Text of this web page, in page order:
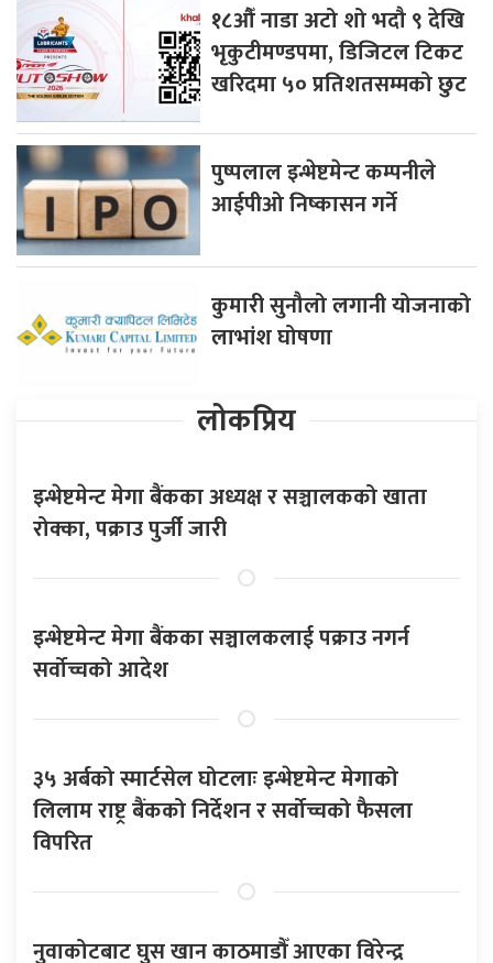
१८औँ नाडा अटो शो भदौ ९ देखि
भृकुटीमण्डपमा, डिजिटल टिकट
खरिदमा ५० प्रतिशतसम्मको छुट
पुष्पलाल इन्भेष्टमेन्ट कम्पनीले
आईपीओ निष्कासन गर्ने
कुमारी सुनौलो लगानी योजनाको
लाभांश घोषणा
लोकप्रिय
इन्भेष्टमेन्ट मेगा बैंकका अध्यक्ष र सञ्चालकको खाता
रोक्का, पक्राउ पुर्जी जारी
इन्भेष्टमेन्ट मेगा बैंकका सञ्चालकलाई पक्राउ नगर्न
सर्वोच्चको आदेश
३५ अर्बको स्मार्टसेल घोटलाः इन्भेष्टमेन्ट मेगाको
लिलाम राष्ट्र बैंकको निर्देशन र सर्वोच्चको फैसला
विपरित
नुवाकोटबाट घुस खान काठमाडौँ आएका विरेन्द्र